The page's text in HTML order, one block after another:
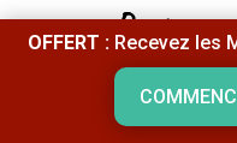
Partager
OFFERT :Recevez les